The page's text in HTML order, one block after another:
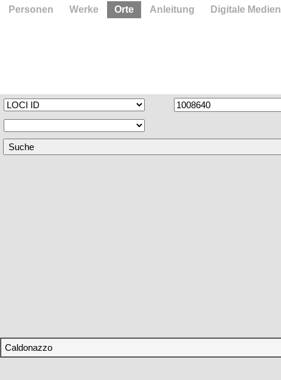
Caldonazzo
Personen Werke Orte Anleitung Digitale Medien